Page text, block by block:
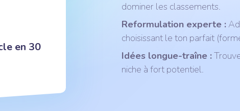
en 30
dominer les classements.
Reformulation experte :
choisissant le ton parfait
Idées longue-traîne :
niche à fort potentiel.